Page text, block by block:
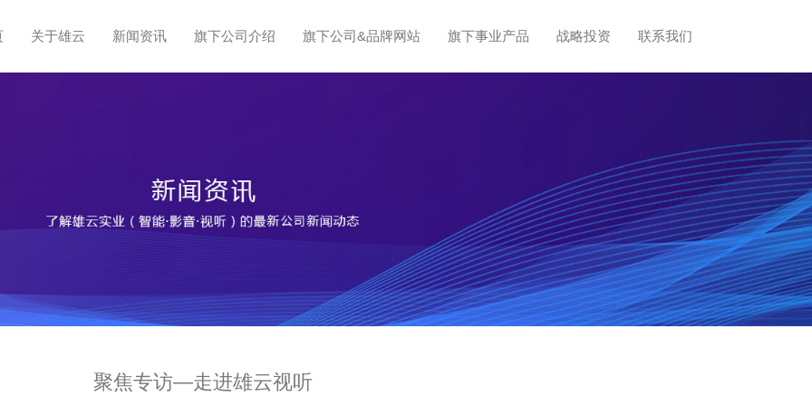
关于雄云 新闻资讯 旗下公司介绍 旗下公司&品牌网站 旗下事业产品 战略投资 联系我们
聚焦专访—走进雄云视听